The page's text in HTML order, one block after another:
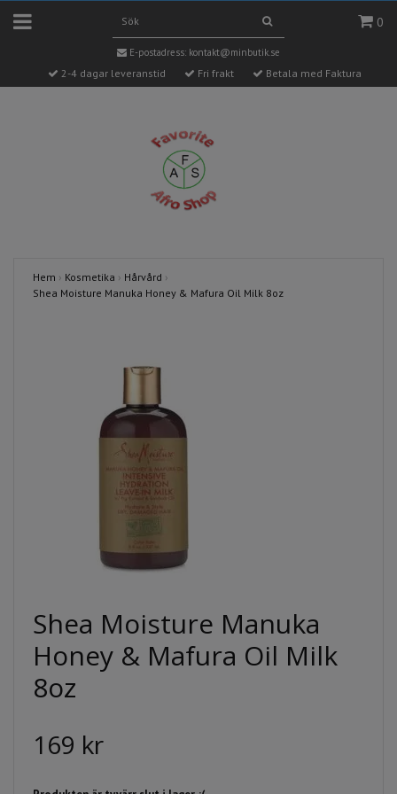
0
E-postadress: kontakt@minbutik.se
2-4 dagar leveranstid Fri frakt Betala med Faktura
Hem › Kosmetika › Hårvård ›
Shea Moisture Manuka Honey & Mafura Oil Milk 8oz
Shea Moisture Manuka
Honey & Mafura Oil Milk
8oz
169 kr